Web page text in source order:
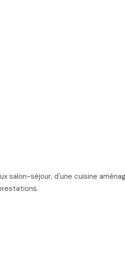
salon-séjour, d'une cuisine